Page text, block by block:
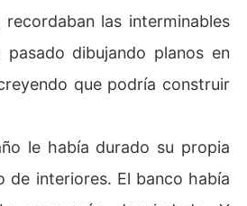
las interminables
dibujando planos en
que podría construir
le había durado su propia
de interiores. El banco había